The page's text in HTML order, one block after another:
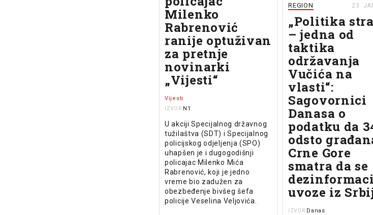
Milenko
Rabrenović
ranije optuživan
za pretnje
novinarki
„Vijesti“
Vijesti
IZVOR N1
U akciji Specijalnog državnog
tužilaštva (SDT) i Specijalnog
policijskog odjeljenja (SPO)
uhapšen je i dugogodišnji
policajac Milenko Mića
Rabrenović, koji je jedno
vreme bio zadužen za
obezbeđenje bivšeg šefa
policije Veselina Veljovića.
REGION 23.
„Politika
– jedna od
taktika
održavanja
Vučića na
vlasti“:
Sagovornici
Danasa o
podatku da
odsto
Crne Gore
smatra da se
uvoze iz
IZVOR Danas